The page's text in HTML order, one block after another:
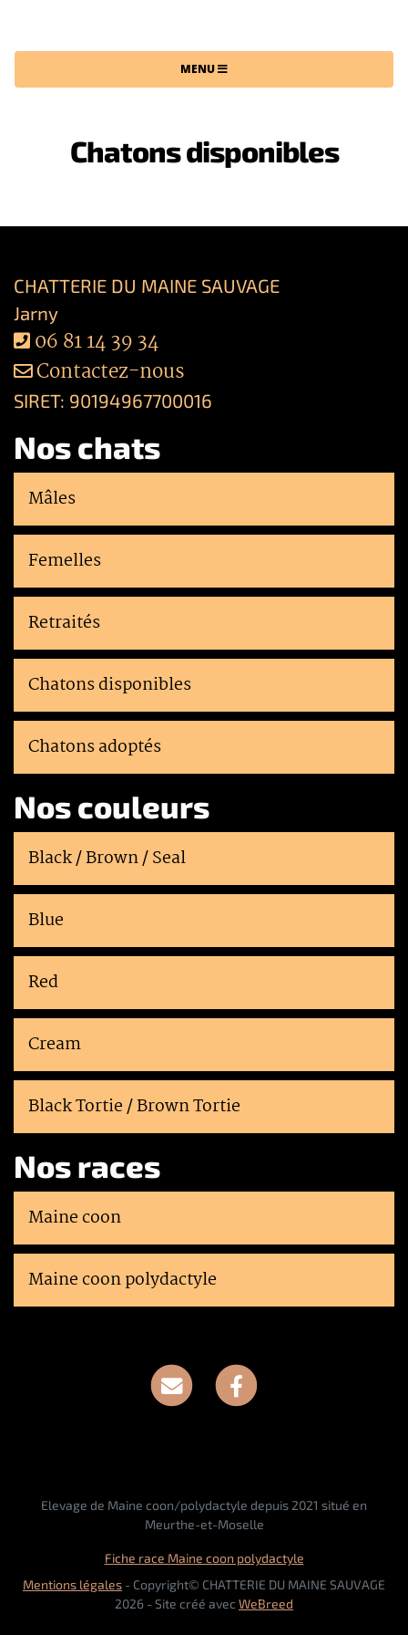
MENU
Chatons disponibles
CHATTERIE DU MAINE SAUVAGE
Jarny
06 81 14 39 34
Contactez-nous
SIRET: 90194967700016
Nos chats
Mâles
Femelles
Retraités
Chatons disponibles
Chatons adoptés
Nos couleurs
Black / Brown / Seal
Blue
Red
Cream
Black Tortie / Brown Tortie
Nos races
Maine coon
Maine coon polydactyle
Elevage de Maine coon/polydactyle depuis 2021 situé en
Meurthe-et-Moselle
Fiche race Maine coon polydactyle
Mentions légales - Copyright© CHATTERIE DU MAINE SAUVAGE
2026 - Site créé avec WeBreed